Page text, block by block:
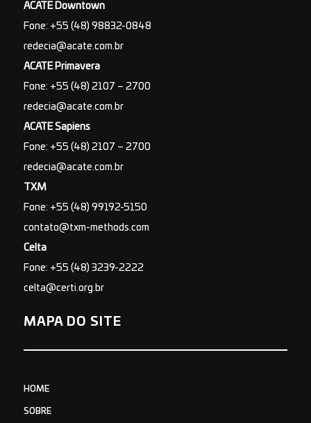
ACATE Downtown
Fone: +55 (48) 98832-0848
redecia@acate.com.br
ACATE Primavera
Fone: +55 (48) 2107 – 2700
redecia@acate.com.br
ACATE Sapiens
Fone: +55 (48) 2107 – 2700
redecia@acate.com.br
TXM
Fone: +55 (48) 99192-5150
contato@txm-methods.com
Celta
Fone: +55 (48) 3239-2222
celta@certi.org.br
MAPA DO SITE
HOME
SOBRE